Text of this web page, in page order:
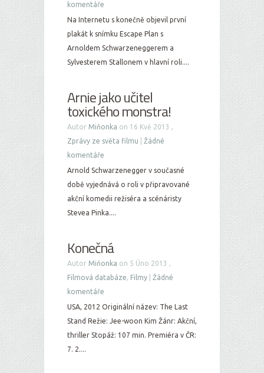
komentáře
Na Internetu s konečně objevil první
plakát k snímku Escape Plan s
Arnoldem Schwarzeneggerem a
Sylvesterem Stallonem v hlavní roli....
Arnie jako učitel
toxického monstra!
Autor Miňonka on 16 Kvě 2013 ,
Zprávy ze světa filmu
Žádné
komentáře
Arnold Schwarzenegger v současné
době vyjednává o roli v připravované
akční komedii režiséra a scénáristy
Stevea Pinka....
Konečná
Autor Miňonka on 5 Úno 2013 ,
Filmová databáze, Filmy
Žádné
komentáře
USA, 2012 Originální název: The Last
Stand Režie: Jee-woon Kim Žánr: Akční,
thriller Stopáž: 107 min. Premiéra v ČR:
7. 2....